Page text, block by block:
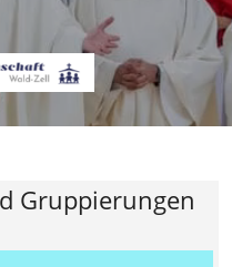
Gruppierungen